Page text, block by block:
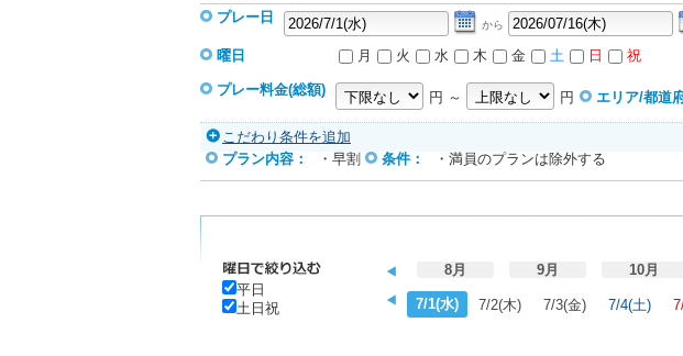
プレー日
から
曜日 月 火 水 木 金 土 日 祝
プレー料金(総額) 円 ～ 円 エリア/都道
こだわり条件を追加
プラン内容：
・早割 条件： ・満員のプランは除外する
平日
土日祝
8月 9月 10月
7/1(水) 7/2(木) 7/3(金) 7/4(土)